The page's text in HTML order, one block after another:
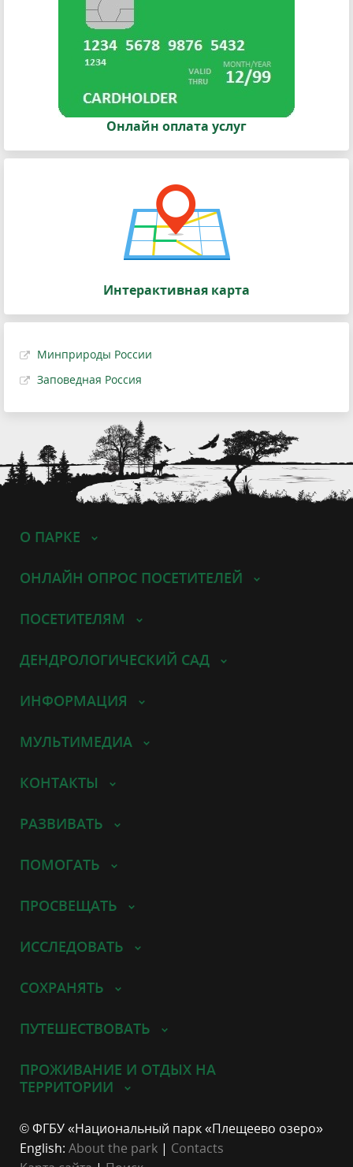
Онлайн оплата услуг
Интерактивная карта
Минприроды России
Заповедная Россия
О ПАРКЕ
ОНЛАЙН ОПРОС ПОСЕТИТЕЛЕЙ
ПОСЕТИТЕЛЯМ
ДЕНДРОЛОГИЧЕСКИЙ САД
ИНФОРМАЦИЯ
МУЛЬТИМЕДИА
КОНТАКТЫ
РАЗВИВАТЬ
ПОМОГАТЬ
ПРОСВЕЩАТЬ
ИССЛЕДОВАТЬ
СОХРАНЯТЬ
ПУТЕШЕСТВОВАТЬ
ПРОЖИВАНИЕ И ОТДЫХ НА
ТЕРРИТОРИИ
© ФГБУ «Национальный парк «Плещеево озеро»
English: About the park | Contacts